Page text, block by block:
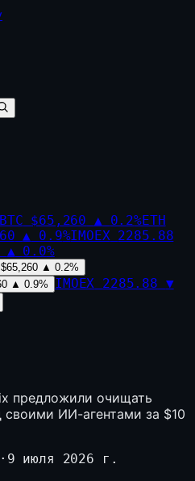
$65,260 ▲ 0.2%ETH
▲ 0.9%IMOEX 2285.88
▲ 0.0%
$65,260 ▲ 0.2%
▲ 0.9% IMOEX 2285.88 ▼
предложили очищать
ИИ-агентами за $10
· 9 июля 2026 г.